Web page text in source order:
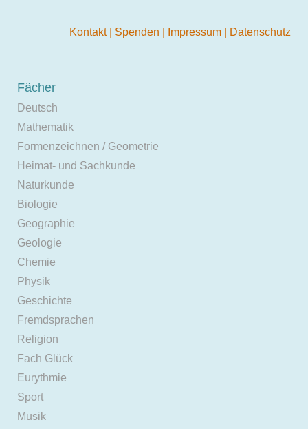
Kontakt Spenden Impressum Datenschutz
Fächer
Deutsch
Mathematik
Formenzeichnen / Geometrie
Heimat- und Sachkunde
Naturkunde
Biologie
Geographie
Geologie
Chemie
Physik
Geschichte
Fremdsprachen
Religion
Fach Glück
Eurythmie
Sport
Musik